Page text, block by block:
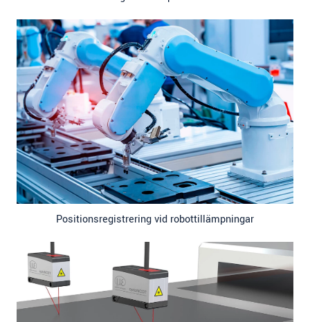
Positionsregistrering vid robottillämpningar